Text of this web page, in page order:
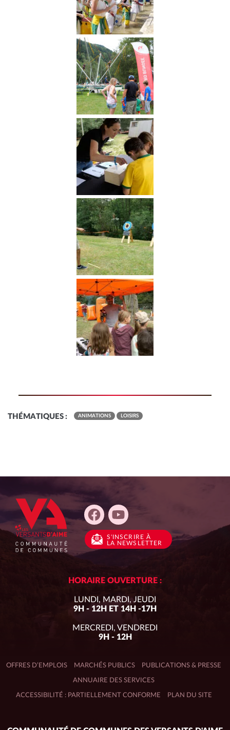
THÉMATIQUES : ANIMATIONS LOISIRS
HORAIRE OUVERTURE :
LUNDI, MARDI, JEUDI
9H - 12H ET 14H -17H
MERCREDI, VENDREDI
9H - 12H
OFFRES D’EMPLOIS MARCHÉS PUBLICS PUBLICATIONS & PRESSE
ANNUAIRE DES SERVICES
ACCESSIBILITÉ : PARTIELLEMENT CONFORME PLAN DU SITE
S'INSCRIRE À
LA NEWSLETTER